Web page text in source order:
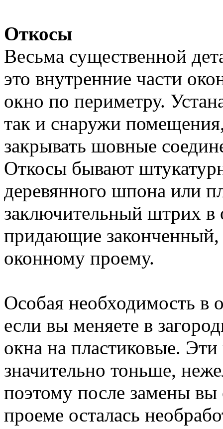
Откосы
Весьма существенной
это внутренние части
окно по периметру.
так и снаружи
закрывать шовные
Откосы бывают
деревянного шпона или
заключительный штрих в
придающие
оконному проему.
Особая необходимость в
если вы меняете в
окна на пластиковые.
значительно тоньше,
поэтому после замены
проеме осталась